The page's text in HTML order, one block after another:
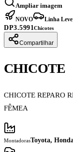
Ampliar imagem
NOVO Linha Leve
DP3.5991Chicotes
Compartilhar
CHICOTE
CHICOTE REPARO
FÊMEA
MontadorasToyota,